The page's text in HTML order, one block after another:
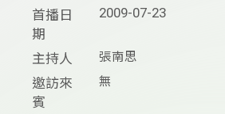
首播日
期
2009-07-23
主持人 張南思
邀訪來
賓
無